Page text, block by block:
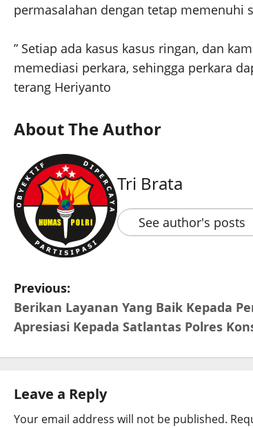
permasalahan dengan tetap memenuhi
” Setiap ada kasus kasus ringan, dan
memediasi perkara, sehingga perkara
terang Heriyanto
About The Author
Tri Brata
See author's posts
Previous:
Berikan Layanan Yang Baik Kepada
Apresiasi Kepada Satlantas Polres
Leave a Reply
Your email address will not be published.